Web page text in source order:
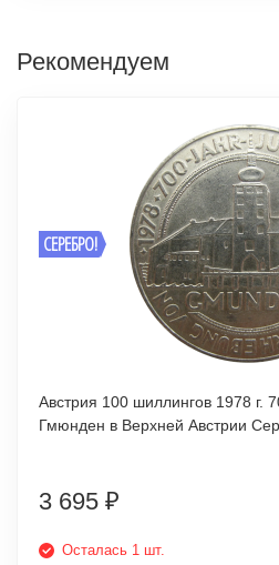
Рекомендуем
СЕРЕБРО!
Австрия 100 шиллингов 1978 г. 700-летие города
Гмюнден в
3 695 ₽
Осталась 1 шт.